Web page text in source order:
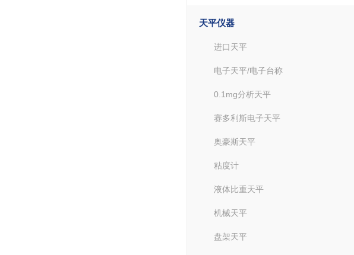
天平仪器
进口天平
电子天平/电子台称
0.1mg分析天平
赛多利斯电子天平
奥豪斯天平
粘度计
液体比重天平
机械天平
盘架天平